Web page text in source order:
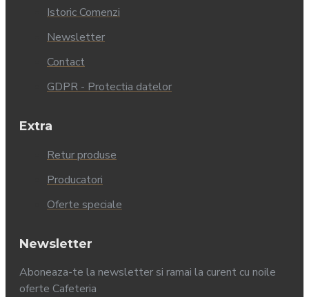
Istoric Comenzi
Newsletter
Contact
GDPR - Protectia datelor
Extra
Retur produse
Producatori
Oferte speciale
Newsletter
Aboneaza-te la newsletter si ramai la curent cu noile
oferte Cafeteria